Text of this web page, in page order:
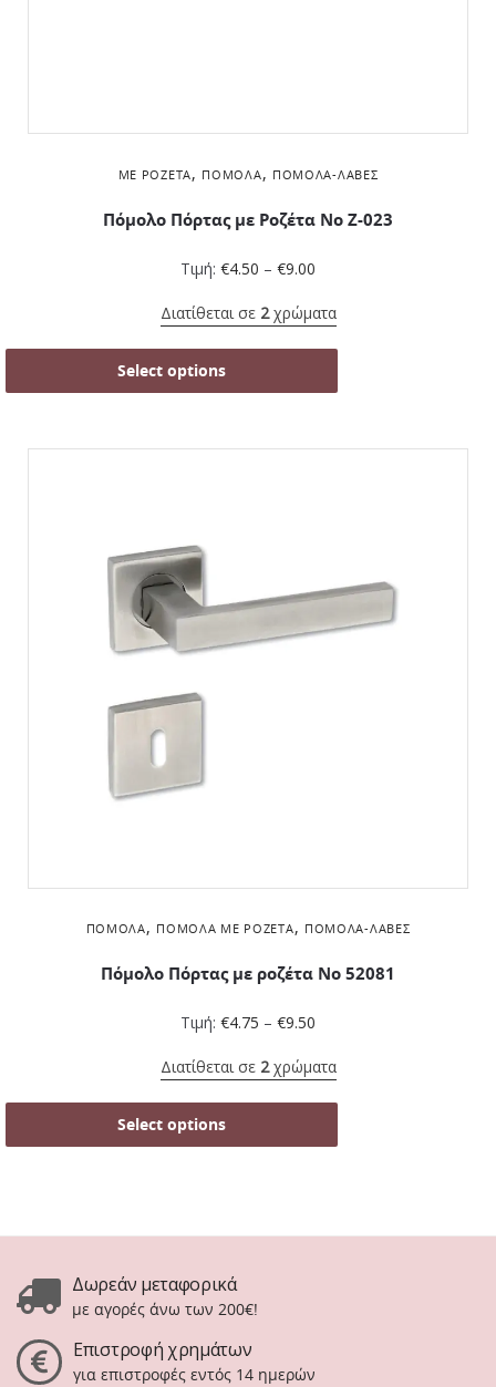
ΜΕ ΡΟΖΈΤΑ, ΠΌΜΟΛΑ, ΠΌΜΟΛΑ-ΛΑΒΈΣ
Πόμολο Πόρτας με Ροζέτα No Z-023
Τιμή: €4.50 – €9.00
Διατίθεται σε 2χρώματα
Select options
ΠΌΜΟΛΑ, ΠΌΜΟΛΑ ΜΕ ΡΟΖΈΤΑ, ΠΌΜΟΛΑ-ΛΑΒΈΣ
Πόμολο Πόρτας με ροζέτα No 52081
Τιμή: €4.75 – €9.50
Διατίθεται σε 2χρώματα
Select options
Δωρεάν μεταφορικά
με αγορές άνω των 200€!
Επιστροφή χρημάτων
για επιστροφές εντός 14 ημερών